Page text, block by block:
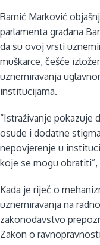
Ramić Marković
parlamenta građana
da su ovoj vrsti
muškarce, češće
uznemiravanja
institucijama.
“Istraživanje pokazuje
osude i dodatne
nepovjerenje u
koje se mogu obratiti”,
Kada je riječ o
uznemiravanja na
zakonodavstvo
Zakon o